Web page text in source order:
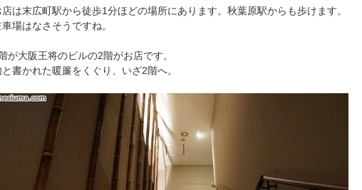
店は末広町駅から徒歩1分ほどの場所にあります。秋葉原駅からも歩けます。
場はなさそうですね。
が大阪王将のビルの2階がお店です。
と書かれた暖簾をくぐり、いざ2階へ。